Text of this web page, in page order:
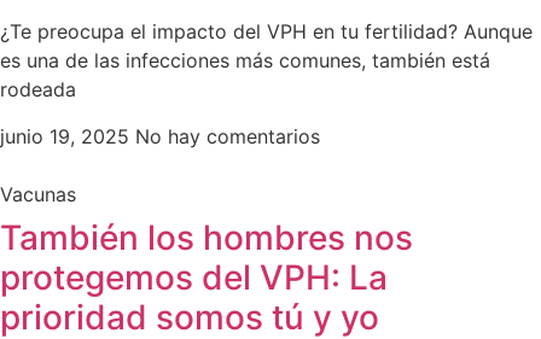
¿Te preocupa el impacto del VPH en tu fertilidad? Aunque
es una de las infecciones más comunes, también está
rodeada
junio 19, 2025 No hay comentarios
Vacunas
También los hombres nos
protegemos del VPH: La
prioridad somos tú y yo